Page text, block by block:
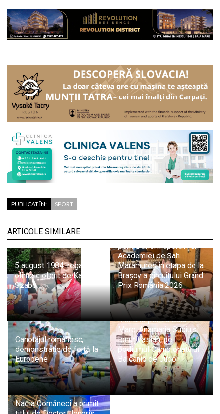
PUBLICAT ÎN: SPORT
ARTICOLE SIMILARE
5 august 1984: regalul
olimpic oferit de Kati
Szabo
Evoluții promițătoare
pentru tinerii sportivi ai
Academiei de Șah
Maramureș în etapa de la
Brașov a circuitului Grand
Prix România 2026
Canotajul românesc,
demonstrație de forță la
Europene
Mândrie pentru Baia
Mare: Anamaria Suciu și
Ionuț Vasian, pe
podiumul Campionatului
Balcanic de Judo
Nadia Comăneci a primit